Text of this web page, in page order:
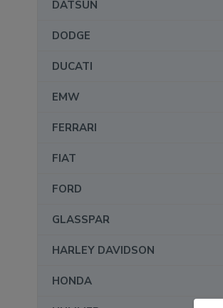
DATSUN
DODGE
DUCATI
EMW
FERRARI
FIAT
FORD
GLASSPAR
HARLEY DAVIDSON
HONDA